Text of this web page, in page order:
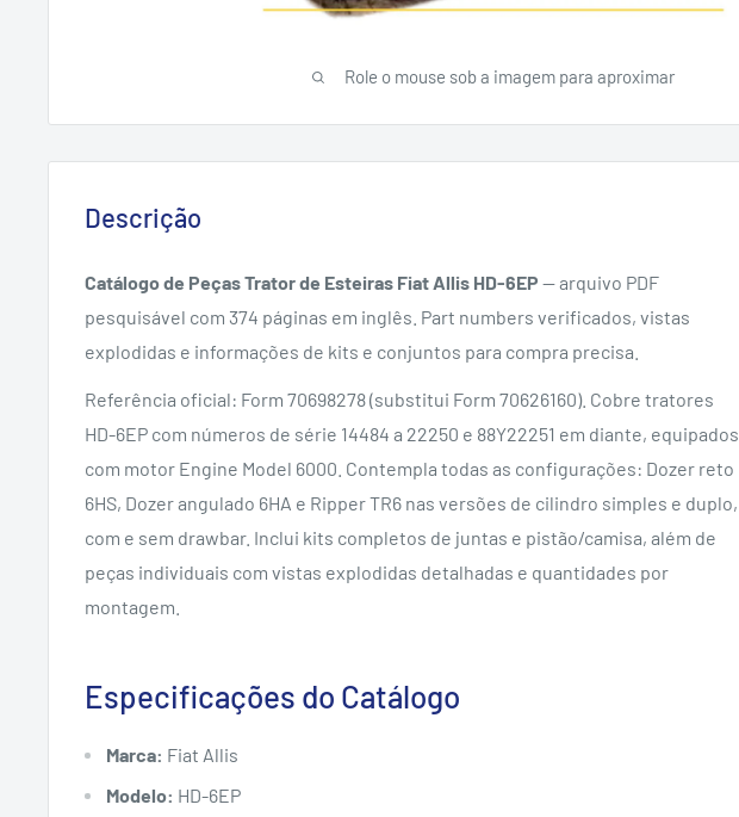
Role o mouse sob a imagem para aproximar
Descrição
Catálogo de Peças Trator de Esteiras Fiat Allis HD-6EP — arquivo PDF
pesquisável com 374 páginas em inglês. Part numbers verificados, vistas
explodidas e informações de kits e conjuntos para compra precisa.
Referência oficial: Form 70698278 (substitui Form 70626160). Cobre tratores
HD-6EP com números de série 14484 a 22250 e 88Y22251 em diante, equipados
com motor Engine Model 6000. Contempla todas as configurações: Dozer reto
6HS, Dozer angulado 6HA e Ripper TR6 nas versões de cilindro simples e duplo,
com e sem drawbar. Inclui kits completos de juntas e pistão/camisa, além de
peças individuais com vistas explodidas detalhadas e quantidades por
montagem.
Especificações do Catálogo
Marca: Fiat Allis
Modelo: HD-6EP